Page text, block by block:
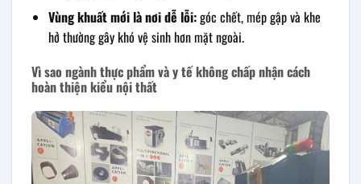
Vùng khuất mới là nơi dễ lỗi:góc chết, mép gập và khe
hở thường gây khó vệ sinh hơn mặt ngoài.
Vì sao ngành thực phẩm và y tế không chấp nhận cách
hoàn thiện kiểu nội thất